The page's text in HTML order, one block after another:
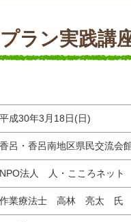
ラン実践講
平成30年3月18日(日)
香呂・香呂南地区県民交流会
NPO法人 人・こころネット
作業療法士 高林 亮太 氏